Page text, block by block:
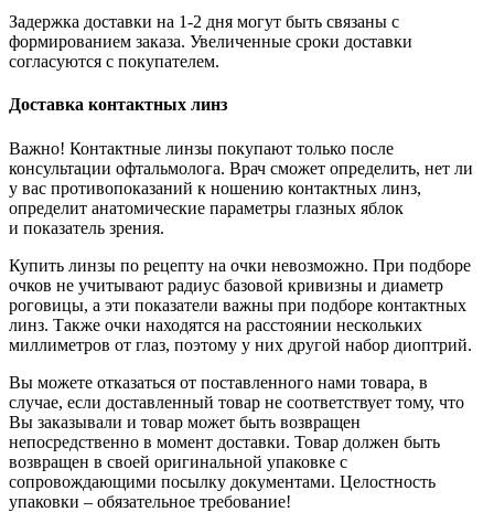
Задержка доставки на 1-2 дня могут быть связаны с
формированием заказа. Увеличенные сроки доставки
согласуются с покупателем.
Доставка контактных линз
Важно! Контактные линзы покупают только после
консультации офтальмолога. Врач сможет определить, нет ли
у вас противопоказаний к ношению контактных линз,
определит анатомические параметры глазных яблок
и показатель зрения.
Купить линзы по рецепту на очки невозможно. При подборе
очков не учитывают радиус базовой кривизны и диаметр
роговицы, а эти показатели важны при подборе контактных
линз. Также очки находятся на расстоянии нескольких
миллиметров от глаз, поэтому у них другой набор диоптрий.
Вы можете отказаться от поставленного нами товара, в
случае, если доставленный товар не соответствует тому, что
Вы заказывали и товар может быть возвращен
непосредственно в момент доставки. Товар должен быть
возвращен в своей оригинальной упаковке с
сопровождающими посылку документами. Целостность
упаковки – обязательное требование!